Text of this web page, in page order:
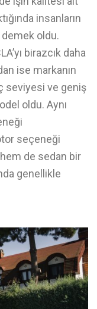
insanların
oldu.
birazcık daha
ise markanın
seviyesi ve geniş
oldu. Aynı
seçeneği
de sedan bir
genellikle